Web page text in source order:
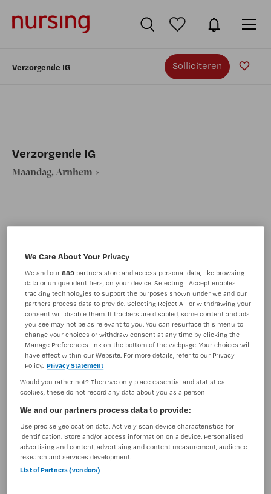
Verzorgende IG Solliciteren
Verzorgende IG
Maandag, Arnhem
Verpleegkunde
BRANCHE
Onbekend
AANSTELLING
Detachering
PLAATSINGSDATUM
5 augustus 2025
NIVEAU
MBO
ERVARING
Ervaren
DIENSTVERBAND
Vacature niet beschikbaar
Deze vacature Verzorgende IG bij Maandag is niet meer
actueel. Hieronder staan enkele vergelijkbare vacatures
die voor u wellicht interessant zijn.
We Care About Your Privacy
We and our889 partners store and access personal data, like browsing
data or unique identifiers, on your device. Selecting I Accept enables
tracking technologies to support the purposes shown under we and our
partners process data to provide. Selecting Reject All or withdrawing your
consent will disable them. If trackers are disabled, some content and ads
you see may not be as relevant to you. You can resurface this menu to
change your choices or withdraw consent at any time by clicking the
Manage Preferences link on the bottom of the webpage. Your choices will
have effect within our Website. For more details, refer to our Privacy
Policy. Privacy Statement
Would you rather not? Then we only place essential and statistical
cookies, these do not record any data about you as a person
We and our partners process data to provide:
Use precise geolocation data. Actively scan device characteristics for
identification. Store and/or access information on a device. Personalised
advertising and content, advertising and content measurement, audience
research and services development.
List of Partners (vendors)